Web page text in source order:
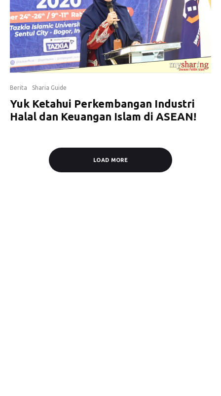
Berita Sharia Guide
Yuk Ketahui Perkembangan Industri
Halal dan Keuangan Islam di ASEAN!
LOAD MORE